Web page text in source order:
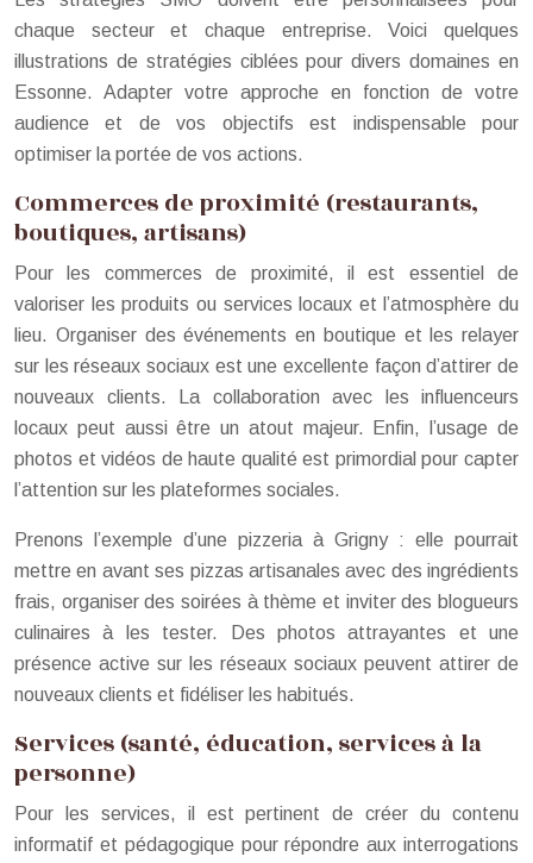
chaque secteur et chaque entreprise. Voici quelques
illustrations de stratégies ciblées pour divers domaines en
Essonne. Adapter votre approche en fonction de votre
audience et de vos objectifs est indispensable pour
optimiser la portée de vos actions.
Commerces de proximité (restaurants,
boutiques, artisans)
Pour les commerces de proximité, il est essentiel de
valoriser les produits ou services locaux et l’atmosphère du
lieu. Organiser des événements en boutique et les relayer
sur les réseaux sociaux est une excellente façon d’attirer de
nouveaux clients. La collaboration avec les influenceurs
locaux peut aussi être un atout majeur. Enfin, l’usage de
photos et vidéos de haute qualité est primordial pour capter
l’attention sur les plateformes sociales.
Prenons l’exemple d’une pizzeria à Grigny : elle pourrait
mettre en avant ses pizzas artisanales avec des ingrédients
frais, organiser des soirées à thème et inviter des blogueurs
culinaires à les tester. Des photos attrayantes et une
présence active sur les réseaux sociaux peuvent attirer de
nouveaux clients et fidéliser les habitués.
Services (santé, éducation, services à la
personne)
Pour les services, il est pertinent de créer du contenu
informatif et pédagogique pour répondre aux interrogations